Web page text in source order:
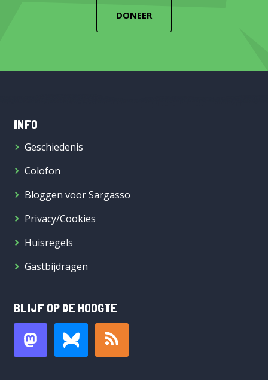
DONEER
INFO
Geschiedenis
Colofon
Bloggen voor Sargasso
Privacy/Cookies
Huisregels
Gastbijdragen
BLIJF OP DE HOOGTE